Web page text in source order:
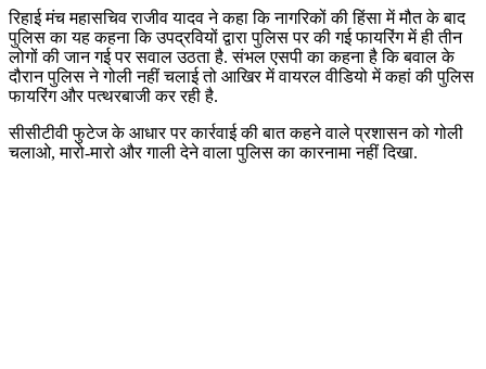
रिहाई मंच महासचिव राजीव यादव ने कहा कि नागरिकों की हिंसा में मौत के बाद
पुलिस का यह कहना कि उपद्रवियों द्वारा पुलिस पर की गई फायरिंग में ही तीन
लोगों की जान गई पर सवाल उठता है. संभल एसपी का कहना है कि बवाल के
दौरान पुलिस ने गोली नहीं चलाई तो आखिर में वायरल वीडियो में कहां की पुलिस
फायरिंग और पत्थरबाजी कर रही है.
सीसीटीवी फुटेज के आधार पर कार्रवाई की बात कहने वाले प्रशासन को गोली
चलाओ, मारो-मारो और गाली देने वाला पुलिस का कारनामा नहीं दिखा.